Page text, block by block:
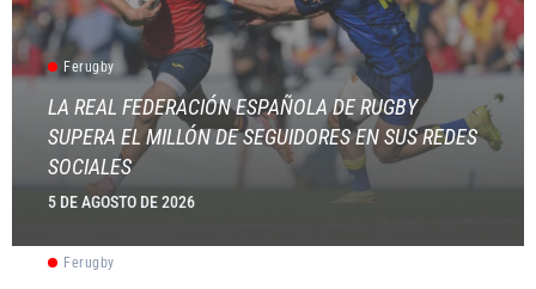
Ferugby
LA REAL FEDERACIÓN ESPAÑOLA DE RUGBY
SUPERA EL MILLÓN DE SEGUIDORES EN SUS REDES
SOCIALES
5 DE AGOSTO DE 2026
Ferugby